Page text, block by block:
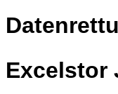
Excelstor